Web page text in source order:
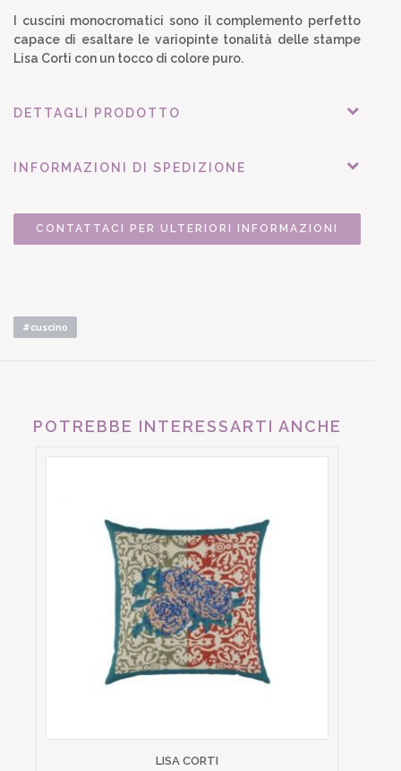
I cuscini monocromatici sono il complemento perfetto
capace di esaltare le variopinte tonalità delle stampe
Lisa Corti con un tocco di colore puro.
DETTAGLI PRODOTTO
INFORMAZIONI DI SPEDIZIONE
CONTATTACI PER ULTERIORI INFORMAZIONI
#cuscino
POTREBBE INTERESSARTI ANCHE
LISA CORTI